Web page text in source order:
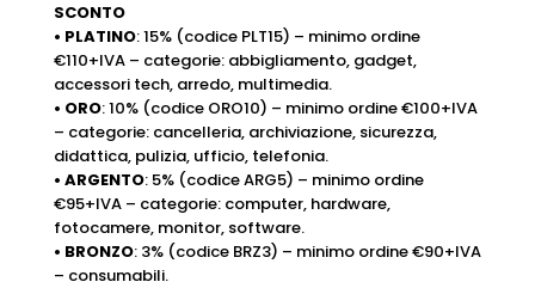
SCONTO
• PLATINO: 15% (codice PLT15) – minimo ordine
€110+IVA – categorie: abbigliamento, gadget,
accessori tech, arredo, multimedia.
• ORO: 10% (codice ORO10) – minimo ordine €100+IVA
– categorie: cancelleria, archiviazione, sicurezza,
didattica, pulizia, ufficio, telefonia.
• ARGENTO: 5% (codice ARG5) – minimo ordine
€95+IVA – categorie: computer, hardware,
fotocamere, monitor, software.
• BRONZO: 3% (codice BRZ3) – minimo ordine €90+IVA
– consumabili.